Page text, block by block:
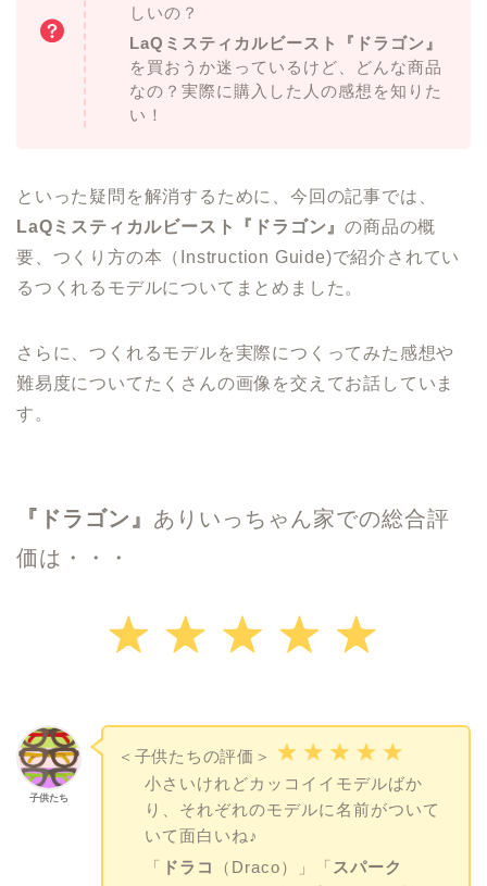
しいの？
LaQミスティカルビースト『ドラゴン』
を買おうか迷っているけど、どんな商品
なの？実際に購入した人の感想を知りた
い！
といった疑問を解消するために、今回の記事では、
LaQミスティカルビースト『ドラゴン』の商品の概
要、つくり方の本（Instruction Guide)で紹介されてい
るつくれるモデルについてまとめました。
さらに、つくれるモデルを実際につくってみた感想や
難易度についてたくさんの画像を交えてお話していま
す。
『 ドラゴン 』 ありいっちゃん家での総合評
価は・・・
子供たち
＜子供たちの評価＞
小さいけれどカッコイイモデルばか
り、それぞれのモデルに名前がついて
いて面白いね♪
「 ドラコ （Draco）」「 スパーク